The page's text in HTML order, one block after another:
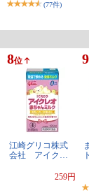
(77件)
8位
江崎グリコ株式
会社 アイク…
259円
9